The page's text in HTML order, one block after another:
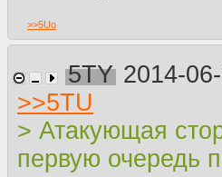
>>5Uo
5TY 2014-
>>5TU
> Атакующая
первую очередь